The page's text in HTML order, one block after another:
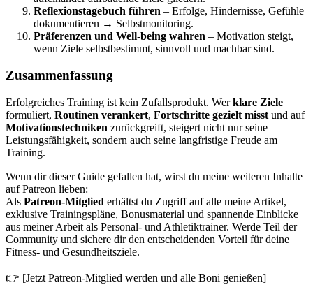
Reflexionstagebuch führen – Erfolge, Hindernisse, Gefühle
dokumentieren → Selbstmonitoring.
Präferenzen und Well-being wahren – Motivation steigt,
wenn Ziele selbstbestimmt, sinnvoll und machbar sind.
Zusammenfassung
Erfolgreiches Training ist kein Zufallsprodukt. Werklare Ziele
formuliert, Routinen verankert, Fortschritte gezielt misst und auf
Motivationstechniken zurückgreift, steigert nicht nur seine
Leistungsfähigkeit, sondern auch seine langfristige Freude am
Training.
Wenn dir dieser Guide gefallen hat, wirst du meine weiteren Inhalte
auf Patreon lieben:
Als Patreon-Mitglied erhältst du Zugriff auf alle meine Artikel,
exklusive Trainingspläne, Bonusmaterial und spannende Einblicke
aus meiner Arbeit als Personal- und Athletiktrainer. Werde Teil der
Community und sichere dir den entscheidenden Vorteil für deine
Fitness- und Gesundheitsziele.
👉 [Jetzt Patreon-Mitglied werden und alle Boni genießen]